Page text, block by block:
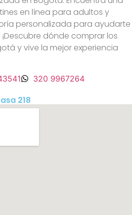
en línea para adultos y
personalizada para ayudarte
dónde comprar los
y vive la mejor experiencia
320 9967264
218